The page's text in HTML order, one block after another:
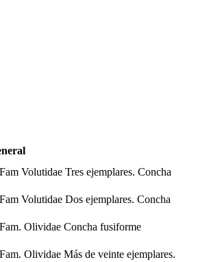
Volutidae Tres ejemplares. Concha
Volutidae Dos ejemplares. Concha
Olividae Concha fusiforme
Olividae Más de veinte ejemplares.